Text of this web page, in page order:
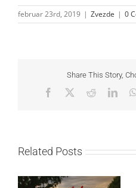
februar 23rd, 2019 | Zvezde | 0
Share This Story,
Facebook Reddit
Related Posts